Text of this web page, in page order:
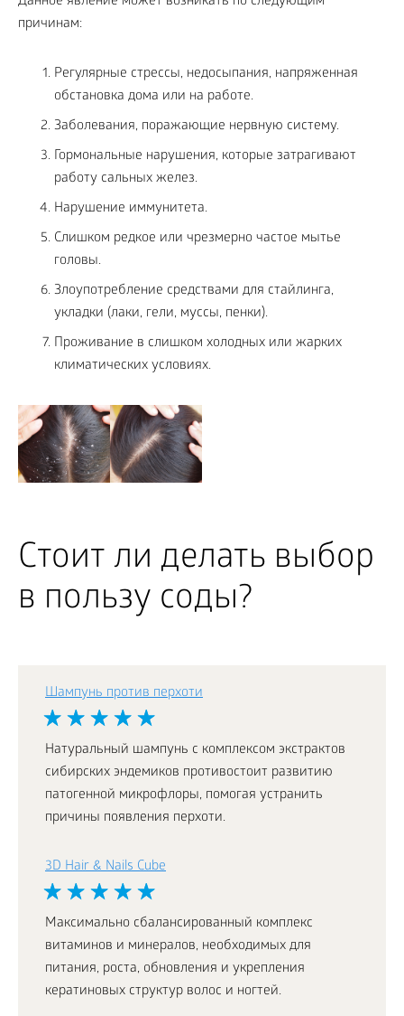
причинам:
Регулярные стрессы, недосыпания, напряженная
обстановка дома или на работе.
Заболевания, поражающие нервную систему.
Гормональные нарушения, которые затрагивают
работу сальных желез.
Нарушение иммунитета.
Слишком редкое или чрезмерно частое мытье
головы.
Злоупотребление средствами для стайлинга,
укладки (лаки, гели, муссы, пенки).
Проживание в слишком холодных или жарких
климатических условиях.
Стоит ли делать выбор
в пользу соды?
Шампунь против перхоти
Натуральный шампунь с комплексом экстрактов
сибирских эндемиков противостоит развитию
патогенной микрофлоры, помогая устранить
причины появления перхоти.
3D Hair & Nails Cube
Максимально сбалансированный комплекс
витаминов и минералов, необходимых для
питания, роста, обновления и укрепления
кератиновых структур волос и ногтей.